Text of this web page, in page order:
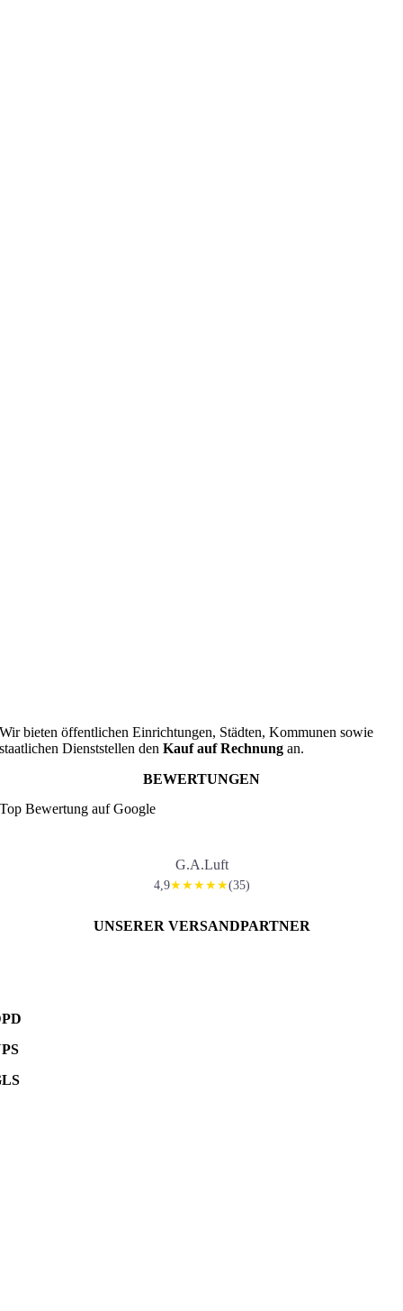
Wir bieten öffentlichen Einrichtungen, Städten, Kommunen sowie
staatlichen Dienststellen denKauf auf Rechnung an.
BEWERTUNGEN
Top Bewertung auf Google
G.A.Luft
4,9★★★★★(35)
UNSERER VERSANDPARTNER